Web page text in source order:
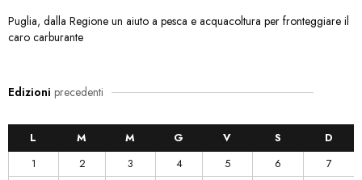
Puglia, dalla Regione un aiuto a pesca e acquacoltura per fronteggiare il
caro carburante
Edizioni precedenti
L M M G V S
D
1
2 3 4 5 6
7